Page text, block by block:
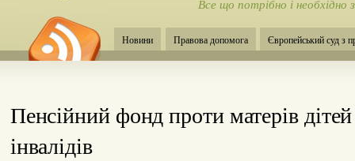
Все що потрібно і
Новини Правова допомога Європейський суд з
Пенсійний фонд проти матерів дітей
інвалідів